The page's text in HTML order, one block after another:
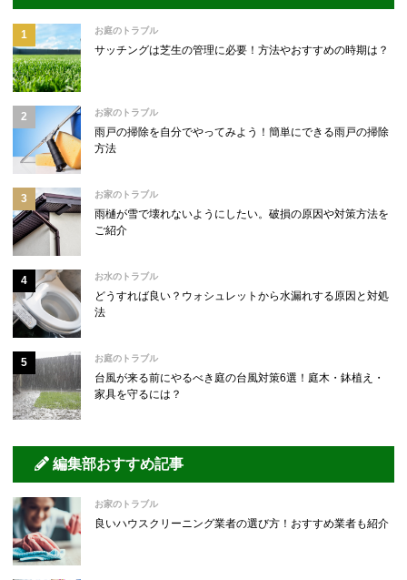
お庭のトラブル
サッチングは芝生の管理に必要！方法やおすすめの時期は？
お家のトラブル
雨戸の掃除を自分でやってみよう！簡単にできる雨戸の掃除
方法
お家のトラブル
雨樋が雪で壊れないようにしたい。破損の原因や対策方法を
ご紹介
お水のトラブル
どうすれば良い？ウォシュレットから水漏れする原因と対処
法
お庭のトラブル
台風が来る前にやるべき庭の台風対策6選！庭木・鉢植え・
家具を守るには？
編集部おすすめ記事
お家のトラブル
良いハウスクリーニング業者の選び方！おすすめ業者も紹介